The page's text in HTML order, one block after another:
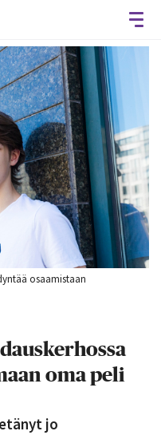
osaamistaan
oma peli
jo